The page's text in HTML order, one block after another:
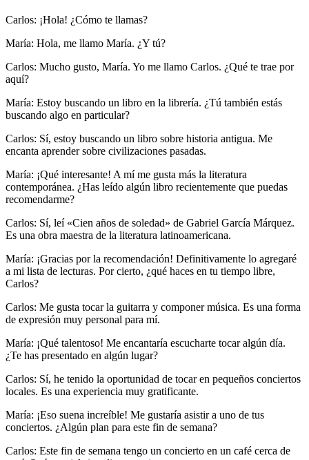
Carlos: ¡Hola! ¿Cómo te llamas?
María: Hola, me llamo María. ¿Y tú?
Carlos: Mucho gusto, María. Yo me llamo Carlos. ¿Qué te trae por
aquí?
María: Estoy buscando un libro en la librería. ¿Tú también estás
buscando algo en particular?
Carlos: Sí, estoy buscando un libro sobre historia antigua. Me
encanta aprender sobre civilizaciones pasadas.
María: ¡Qué interesante! A mí me gusta más la literatura
contemporánea. ¿Has leído algún libro recientemente que puedas
recomendarme?
Carlos: Sí, leí «Cien años de soledad» de Gabriel García Márquez.
Es una obra maestra de la literatura latinoamericana.
María: ¡Gracias por la recomendación! Definitivamente lo agregaré
a mi lista de lecturas. Por cierto, ¿qué haces en tu tiempo libre,
Carlos?
Carlos: Me gusta tocar la guitarra y componer música. Es una forma
de expresión muy personal para mí.
María: ¡Qué talentoso! Me encantaría escucharte tocar algún día.
¿Te has presentado en algún lugar?
Carlos: Sí, he tenido la oportunidad de tocar en pequeños conciertos
locales. Es una experiencia muy gratificante.
María: ¡Eso suena increíble! Me gustaría asistir a uno de tus
conciertos. ¿Algún plan para este fin de semana?
Carlos: Este fin de semana tengo un concierto en un café cerca de